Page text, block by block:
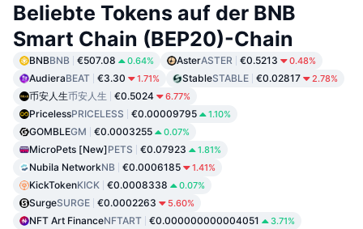
Beliebte Tokens auf der BNB
Smart Chain (BEP20)-Chain
BNBBNB €507.08 0.64% AsterASTER €0.5213 0.48%
AudieraBEAT €3.30 1.71% StableSTABLE €0.02817 2.78%
币安人生币安人生 €0.5024 6.77%
PricelessPRICELESS €0.00009795 1.10%
GOMBLEGM €0.0003255 0.07%
MicroPets [New]PETS €0.07923 1.81%
Nubila NetworkNB €0.0006185 1.41%
KickTokenKICK €0.0008338 0.07%
SurgeSURGE €0.0002263 5.60%
NFT Art FinanceNFTART €0.000000000004051 3.71%